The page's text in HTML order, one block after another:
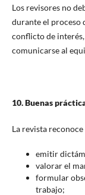
Los revisores no
durante el proceso
conflicto de
comunicarse al
10. Buenas
La revista
emitir
valorar el
formular
trabajo;